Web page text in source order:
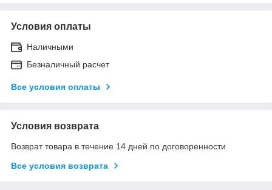
Условия оплаты
Наличными
Безналичный расчет
Все условия оплаты
Условия возврата
Возврат товара в течение 14 дней по договоренности
Все условия возврата